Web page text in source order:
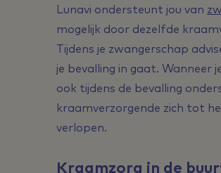
Lunavi ondersteunt jou van
mogelijk door dezelfde
Tijdens je zwangerschap
je bevalling in gaat. Wanneer
ook tijdens de bevalling
kraamverzorgende zich tot
verlopen.
Kraamzorg in de